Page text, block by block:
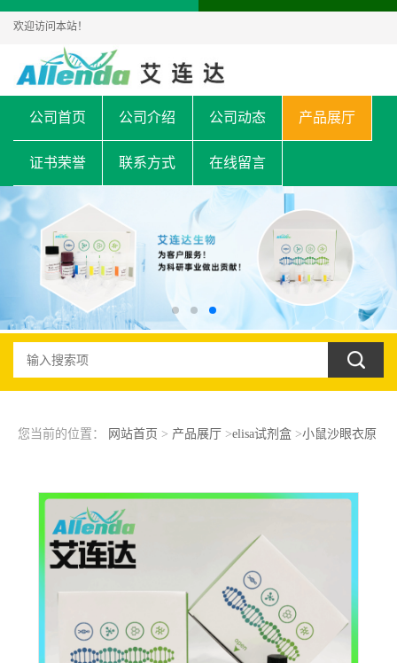
欢迎访问本站！
公司首页 公司介绍 公司动态 产品展厅
证书荣誉 联系方式 在线留言
您当前的位置： 网站首页 > 产品展厅 >elisa试剂盒>小鼠沙眼衣原